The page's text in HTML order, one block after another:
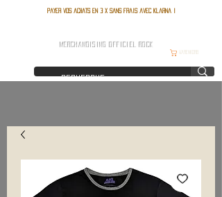
Payer vos achats en 3 x sans frais avec Klarna !
Warenkorb
MERCHANDISING OFFICIEL ROCK